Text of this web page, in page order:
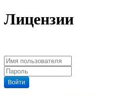
Лицензии
Войти